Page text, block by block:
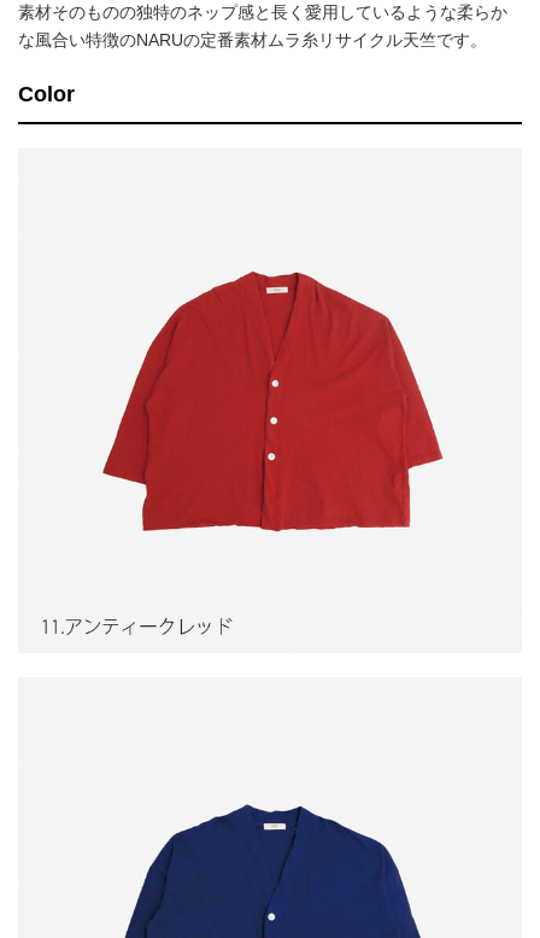
素材そのものの独特のネップ感と長く愛用しているような柔らか
な風合い特徴のNARUの定番素材ムラ糸リサイクル天竺です。
Color